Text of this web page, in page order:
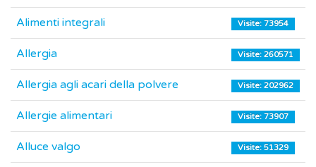
Alimenti integrali Visite: 73954
Allergia Visite: 260571
Allergia agli acari della polvere Visite: 202962
Allergie alimentari Visite: 73907
Alluce valgo Visite: 51329